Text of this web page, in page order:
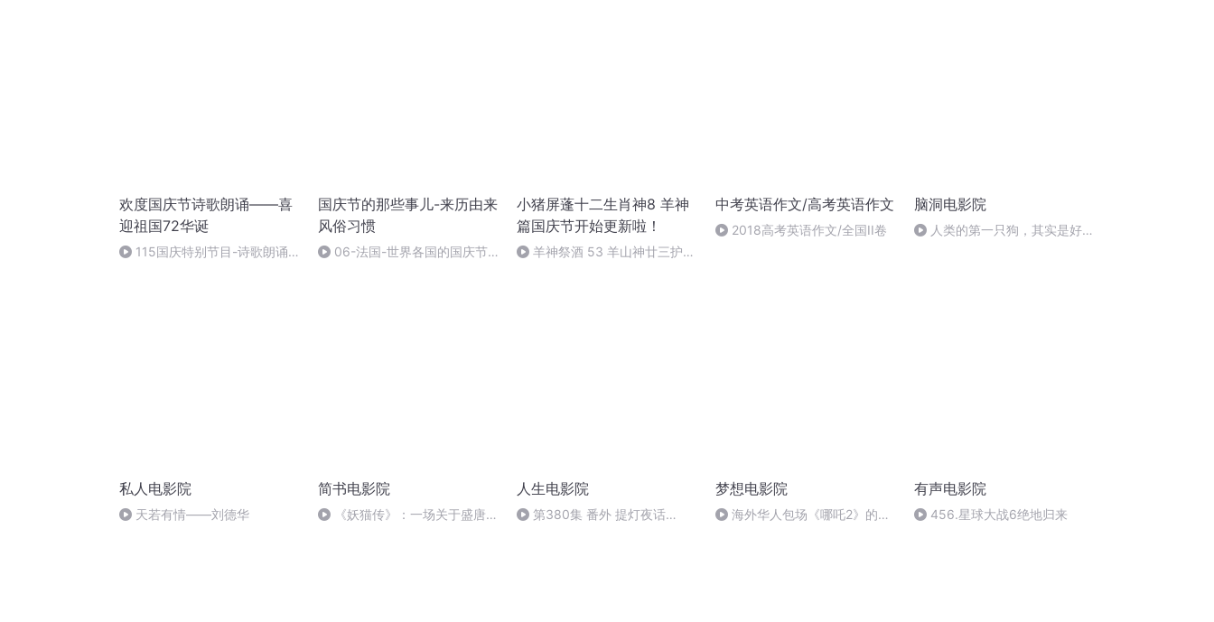
欢度国庆节诗歌朗诵——喜
迎祖国72华诞
115国庆特别节目-诗歌朗诵-
国庆节的那些事儿-来历由来
风俗习惯
06-法国-世界各国的国庆节-
小猪屏蓬十二生肖神8 羊神
篇国庆节开始更新啦！
羊神祭酒 53 羊山神廿三护祭
中考英语作文/高考英语作文
2018高考英语作文/全国II卷
脑洞电影院
人类的第一只狗，其实是好脾
私人电影院
天若有情——刘德华
简书电影院
《妖猫传》：一场关于盛唐的
人生电影院
第380集 番外 提灯夜话
梦想电影院
海外华人包场《哪吒2》的真
有声电影院
456.星球大战6绝地归来